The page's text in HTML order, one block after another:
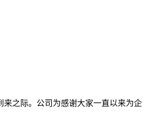
之际。公司为感谢大家一直以来